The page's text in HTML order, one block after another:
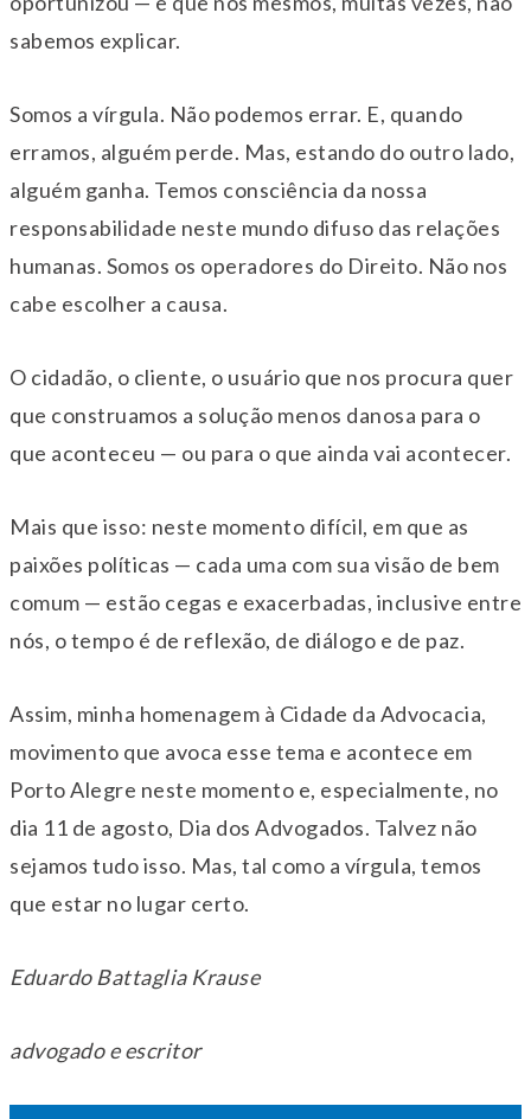
sabemos explicar.
Somos a vírgula. Não podemos errar. E, quando
erramos, alguém perde. Mas, estando do outro lado,
alguém ganha. Temos consciência da nossa
responsabilidade neste mundo difuso das relações
humanas. Somos os operadores do Direito. Não nos
cabe escolher a causa.
O cidadão, o cliente, o usuário que nos procura quer
que construamos a solução menos danosa para o
que aconteceu — ou para o que ainda vai acontecer.
Mais que isso: neste momento difícil, em que as
paixões políticas — cada uma com sua visão de bem
comum — estão cegas e exacerbadas, inclusive entre
nós, o tempo é de reflexão, de diálogo e de paz.
Assim, minha homenagem à Cidade da Advocacia,
movimento que avoca esse tema e acontece em
Porto Alegre neste momento e, especialmente, no
dia 11 de agosto, Dia dos Advogados. Talvez não
sejamos tudo isso. Mas, tal como a vírgula, temos
que estar no lugar certo.
Eduardo Battaglia Krause
advogado e escritor